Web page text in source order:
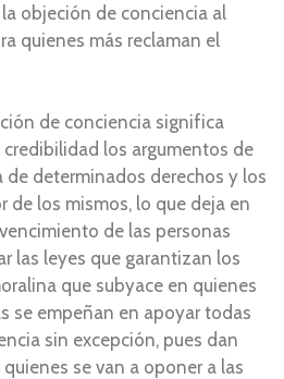
objeción de conciencia al
quienes más reclaman el
de conciencia significa
los argumentos de
determinados derechos y los
de los mismos, lo que deja en
de las personas
las leyes que garantizan los
que subyace en quienes
se empeñan en apoyar todas
sin excepción, pues dan
se van a oponer a las